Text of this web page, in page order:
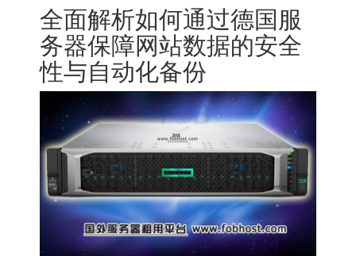
全面解析如何通过德国服
务器保障网站数据的安全
性与自动化备份